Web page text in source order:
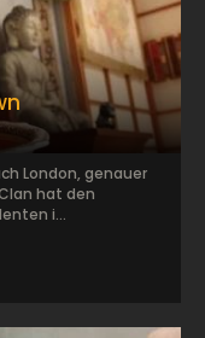
London, genauer
hat den
i...